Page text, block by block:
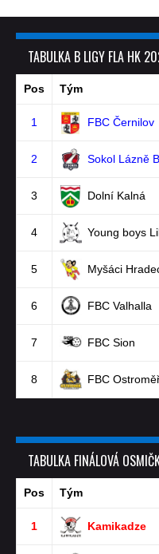
TABULKA B LIGY FLA HK
Pos Tým
1 FBC Černilov
2 Sokol Lázně
3 Dolní Kalná
4 Young boys
5 Myšáci
6 FBC Valhalla
7 FBC Sion
8 FBC
TABULKA FINÁLOVÁ
Pos Tým
1 Kamikadze